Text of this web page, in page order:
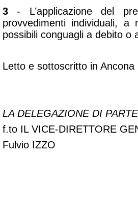
3 - L’applicazione del
provvedimenti individuali,
possibili conguagli a debito o
Letto e sottoscritto in Ancona
LA DELEGAZIONE DI
f.to IL VICE-DIRETTORE
Fulvio IZZO